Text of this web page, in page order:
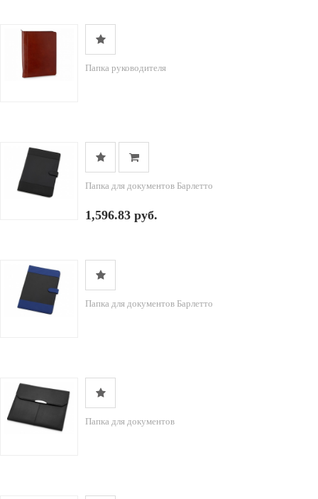
Папка руководителя
Папка для документов Барлетто
1,596.83 руб.
Папка для документов Барлетто
Папка для документов